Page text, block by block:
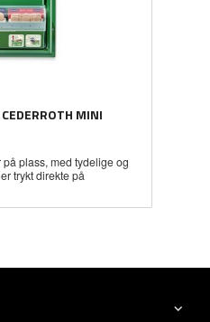
MINI
plass, med tydelige og
trykt direkte på